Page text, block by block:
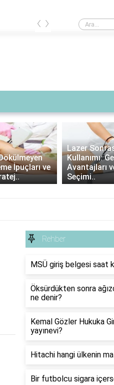
Passat B8 R-Line
‹ ›
İpuçları ve
Lazer
Kullanımı:
Avantajları
Seçimi..
Rehber
MSÜ giriş belgesi saat
Öksürdükten sonra
ne denir?
Kemal Gözler Hukuka
yayınevi?
Hitachi hangi ülkenin
Bir futbolcu sigara